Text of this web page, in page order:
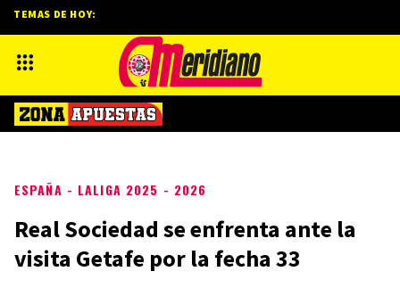
ESPAÑA - LALIGA 2025 - 2026
Real Sociedad se enfrenta ante la
visita Getafe por la fecha 33
TEMAS DE HOY: